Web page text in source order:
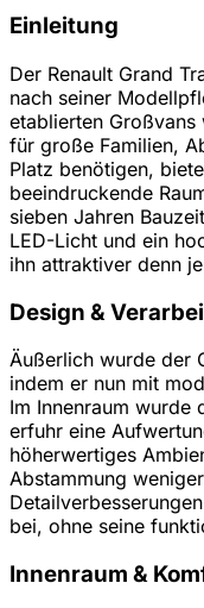
Einleitung
Der Renault Grand
nach seiner
etablierten
für große Familien,
Platz benötigen,
beeindruckende
sieben Jahren
LED-Licht und ein
ihn attraktiver denn
Design &
Äußerlich wurde der
indem er nun mit
Im Innenraum wurde
erfuhr eine
höherwertiges
Abstammung
bei, ohne seine
Innenraum &